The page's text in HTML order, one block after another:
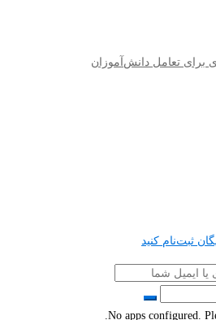
برای تعامل دانش‌آموزان
ثبت‌نام کنید
No apps configured.